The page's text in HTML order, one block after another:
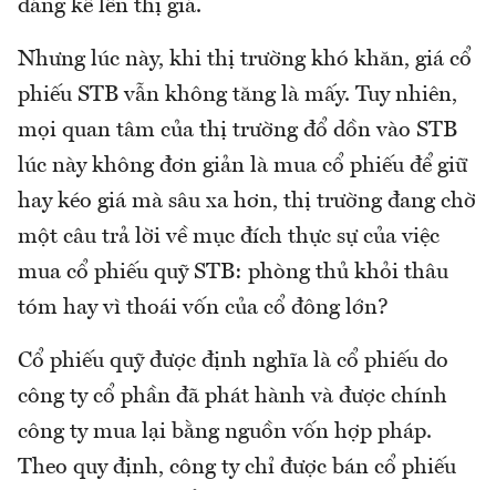
đáng kể lên thị giá.
Nhưng lúc này, khi thị trường khó khăn, giá cổ
phiếu STB vẫn không tăng là mấy. Tuy nhiên,
mọi quan tâm của thị trường đổ dồn vào STB
lúc này không đơn giản là mua cổ phiếu để giữ
hay kéo giá mà sâu xa hơn, thị trường đang chờ
một câu trả lời về mục đích thực sự của việc
mua cổ phiếu quỹ STB: phòng thủ khỏi thâu
tóm hay vì thoái vốn của cổ đông lớn?
Cổ phiếu quỹ được định nghĩa là cổ phiếu do
công ty cổ phần đã phát hành và được chính
công ty mua lại bằng nguồn vốn hợp pháp.
Theo quy định, công ty chỉ được bán cổ phiếu